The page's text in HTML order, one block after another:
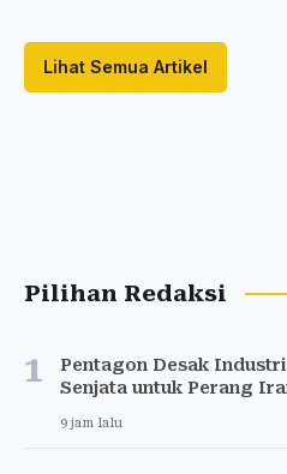
Lihat Semua Artikel
Pilihan Redaksi
1
Pentagon Desak
Senjata untuk Perang
9 jam lalu